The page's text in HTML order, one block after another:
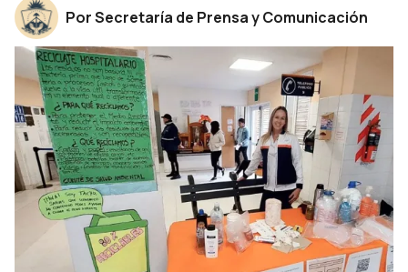
Por Secretaría de Prensa y Comunicación